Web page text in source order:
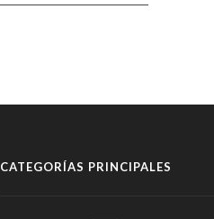
CATEGORÍAS PRINCIPALES